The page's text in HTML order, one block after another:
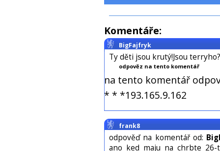
Komentáře:
BigFajfryk
Ty děti jsou krutý!Jsou terryho?
odpověz na tento komentář
na tento komentář
* * *193.165.9.162
frank8
odpověď na komentář od:
ano ked maju na chrbte 26-